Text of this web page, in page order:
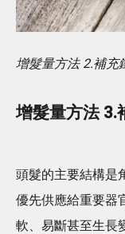
增髮量方法 2.補充
增髮量方法 3.
頭髮的主要結構是
優先供應給重要器
軟、易斷甚至生長